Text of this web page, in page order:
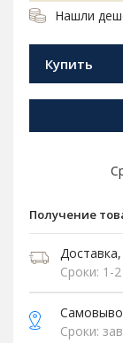
Нашли
Купить
Получение
Сроки: 1-
Сроки: